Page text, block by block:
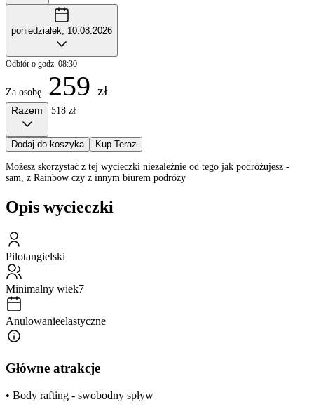
poniedziałek, 10.08.2026
Odbiór o godz. 08:30
Za osobę 259 zł
Razem 518 zł
Dodaj do koszyka Kup Teraz
Możesz skorzystać z tej wycieczki niezależnie od tego jak podróżujesz -
sam, z Rainbow czy z innym biurem podróży
Opis wycieczki
Pilotangielski
Minimalny wiek7
Anulowanieelastyczne
Główne atrakcje
• Body rafting - swobodny spływ